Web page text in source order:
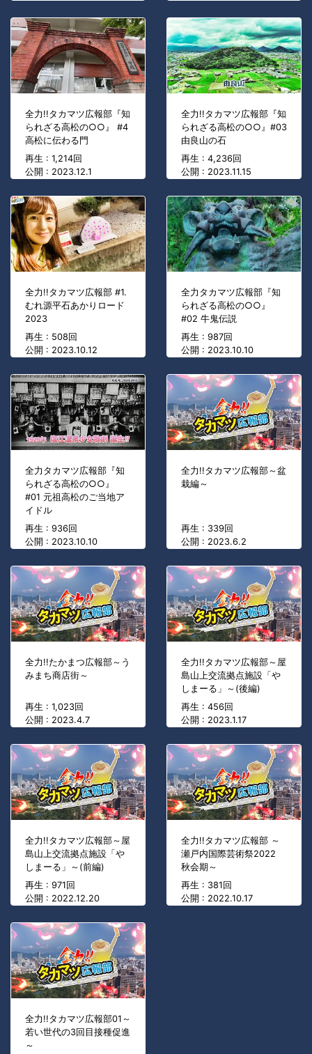
全力!!タカマツ広報部『知
られざる高松の○○』 #4
高松に伝わる門
再生 : 1,214回
公開 : 2023.12.1
全力!!タカマツ広報部『知
られざる高松の○○』#03
由良山の石
再生 : 4,236回
公開 : 2023.11.15
全力!!タカマツ広報部 #1.
むれ源平石あかりロード
2023
再生 : 508回
公開 : 2023.10.12
全力タカマツ広報部『知
られざる高松の○○』
#02 牛鬼伝説
再生 : 987回
公開 : 2023.10.10
全力タカマツ広報部『知
られざる高松の○○』
#01 元祖高松のご当地ア
イドル
再生 : 936回
公開 : 2023.10.10
全力!!タカマツ広報部～盆
栽編～
再生 : 339回
公開 : 2023.6.2
全力!!たかまつ広報部～う
みまち商店街～
再生 : 1,023回
公開 : 2023.4.7
全力!!タカマツ広報部～屋
島山上交流拠点施設「や
しまーる」～(後編)
再生 : 456回
公開 : 2023.1.17
全力!!タカマツ広報部～屋
島山上交流拠点施設「や
しまーる」～(前編)
再生 : 971回
公開 : 2022.12.20
全力!!タカマツ広報部 ～
瀬戸内国際芸術祭2022
秋会期～
再生 : 381回
公開 : 2022.10.17
全力!!タカマツ広報部01～
若い世代の3回目接種促進
～